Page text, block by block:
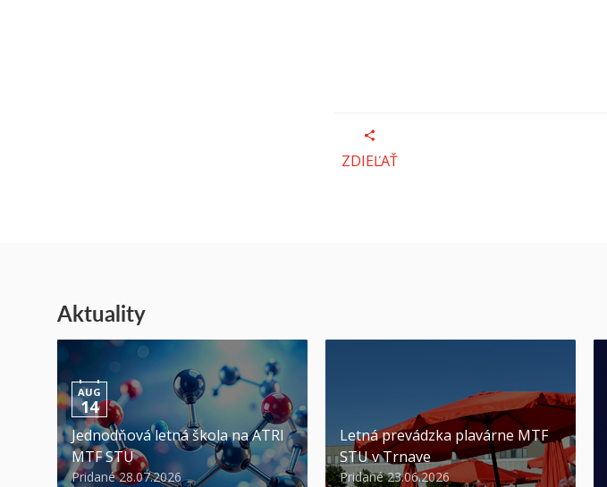
ZDIEĽAŤ
Aktuality
AUG
14
Jednodňová letná škola na ATRI
MTF STU
Pridané 28.07.2026
Letná prevádzka plavárne MTF
STU v Trnave
Pridané 23.06.2026